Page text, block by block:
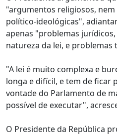
"argumentos religiosos,
político-ideológicas",
apenas "problemas
natureza da lei, e problemas
"A lei é muito complexa e
longa e difícil, e tem de ficar
vontade do Parlamento de
possível de executar",
O Presidente da República